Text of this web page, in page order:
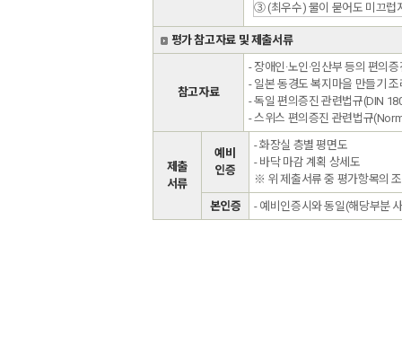
③ (최우수) 물이 묻어도 미끄럽
평가 참고자료 및 제출서류
참고자료
- 장애인·노인·임산부 등의 편의
- 일본 동경도 복지마을 만들기 조
- 독일 편의증진 관련법규(DIN
- 스위스 편의증진 관련법규
제출
서류
예비
인증
- 화장실 층별 평면도
- 바닥 마감 계획 상세도
※ 위 제출서류 중 평가항목의
본인증
- 예비인증시와 동일(해당부분